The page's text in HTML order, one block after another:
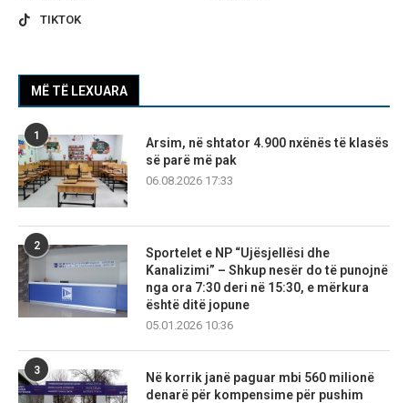
TIKTOK
MË TË LEXUARA
1
Arsim, në shtator 4.900 nxënës të klasës
së parë më pak
06.08.2026 17:33
2
Sportelet e NP “Ujësjellësi dhe
Kanalizimi” – Shkup nesër do të punojnë
nga ora 7:30 deri në 15:30, e mërkura
është ditë jopune
05.01.2026 10:36
3
Në korrik janë paguar mbi 560 milionë
denarë për kompensime për pushim